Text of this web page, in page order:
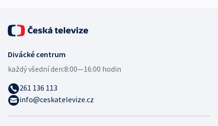
Divácké centrum
každý všední den:8:00—16:00 hodin
261 136 113
info@ceskatelevize.cz